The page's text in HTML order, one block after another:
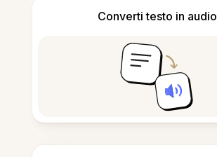
Converti testo in audio